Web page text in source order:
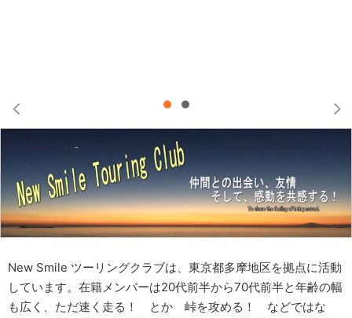
 
New Smile ツーリングクラブは、東京都多摩地区を拠点に活動
しています。在籍メンバーは20代前半から70代前半と年齢の幅
も広く、ただ速く走る！ とか 峠を攻める！ などではな